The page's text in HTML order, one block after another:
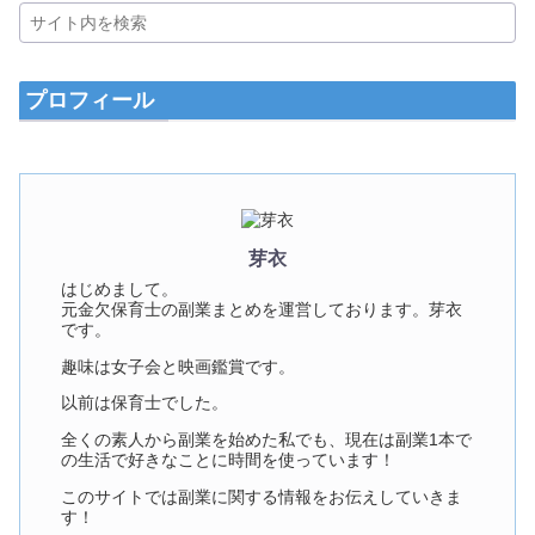
プロフィール
芽衣
はじめまして。
元金欠保育士の副業まとめを運営しております。芽衣
です。
趣味は女子会と映画鑑賞です。
以前は保育士でした。
全くの素人から副業を始めた私でも、現在は副業1本で
の生活で好きなことに時間を使っています！
このサイトでは副業に関する情報をお伝えしていきま
す！